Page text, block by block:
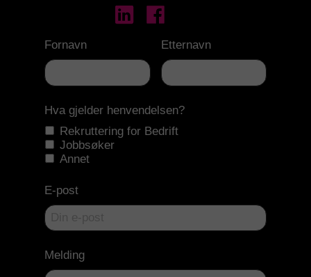
Fornavn Etternavn
Hva gjelder henvendelsen?
Rekruttering for Bedrift
Jobbsøker
Annet
E-post
Melding